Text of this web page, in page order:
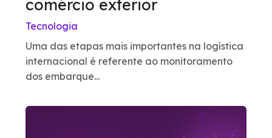
comércio exterior
Tecnologia
Uma das etapas mais importantes na logística
internacional é referente ao monitoramento
dos embarque...